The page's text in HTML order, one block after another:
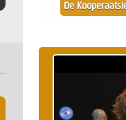
De